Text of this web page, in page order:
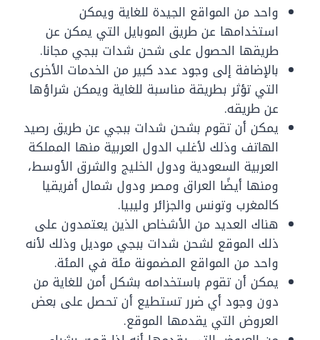
واحد من المواقع الجيدة للغاية ويمكن
استخدامها عن طريق الموبايل التي يمكن عن
طريقها الحصول على شحن شدات ببجي مجانا.
بالإضافة إلى وجود عدد كبير من الخدمات الأخرى
التي تؤثر بطريقة مناسبة للغاية ويمكن شراؤها
عن طريقه.
يمكن أن تقوم بشحن شدات ببجي عن طريق رصيد
الهاتف وذلك لأغلب الدول العربية منها المملكة
العربية السعودية ودول الخليج والشرق الأوسط،
ومنها أيضًا العراق ومصر ودول شمال أفريقيا
كالمغرب وتونس والجزائر وليبيا.
هناك العديد من الأشخاص الذين يعتمدون على
ذلك الموقع لشحن شدات ببجي موديل وذلك لأنه
واحد من المواقع المضمونة مئة في المئة.
يمكن أن تقوم باستخدامه بشكل أمن للغاية من
دون وجود أي ضرر تستطيع أن تحصل على بعض
العروض التي يقدمها الموقع.